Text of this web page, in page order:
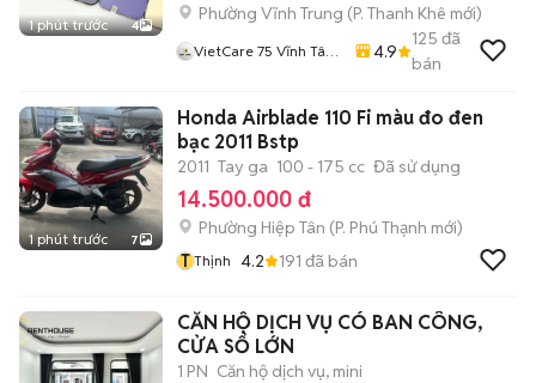
1 phút trước 4
Phường Vĩnh Trung (P. Thanh Khê mới)
VietCare 75 Vĩnh Tân
4.9
125 đã
bán
1 phút trước 7
Honda Airblade 110 Fi màu đo đen
bạc 2011 Bstp
2011 Tay ga 100 - 175 cc Đã sử dụng
14.500.000 đ
Phường Hiệp Tân (P. Phú Thạnh mới)
T Thịnh 4.2 191 đã bán
CĂN HỘ DỊCH VỤ CÓ BAN CÔNG,
CỬA SỔ LỚN
1 PN Căn hộ dịch vụ, mini